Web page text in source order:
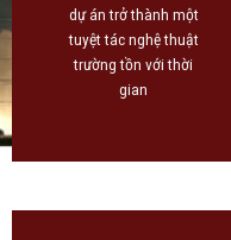
dự án trở thành một
tuyệt tác nghệ thuật
trường tồn với thời
gian